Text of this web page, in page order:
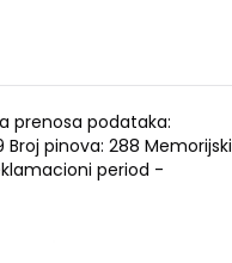
prenosa podataka:
Broj pinova: 288 Memorijski
period -